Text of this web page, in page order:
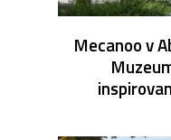
Mecanoo v